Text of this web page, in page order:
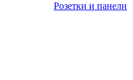
Розетки и панели